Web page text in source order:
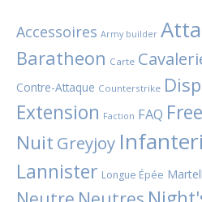
Accessoires Army builder
Baratheon Carte
Contre-Attaque Counterstrike
Extension Faction FAQ
Nuit Greyjoy
Lannister Longue Épée Martell